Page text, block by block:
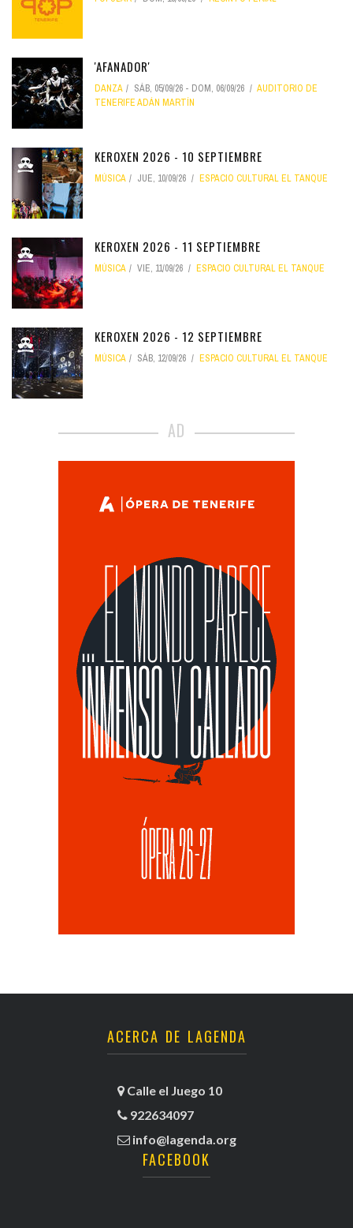
'AFANADOR'
DANZA SÁB, 05/09/26 - DOM, 06/09/26
AUDITORIO DE
TENERIFE ADÁN MARTÍN
KEROXEN 2026 - 10 SEPTIEMBRE
MÚSICA JUE, 10/09/26 ESPACIO CULTURAL EL TANQUE
KEROXEN 2026 - 11 SEPTIEMBRE
MÚSICA VIE, 11/09/26 ESPACIO CULTURAL EL TANQUE
KEROXEN 2026 - 12 SEPTIEMBRE
MÚSICA SÁB, 12/09/26 ESPACIO CULTURAL EL TANQUE
AD
ACERCA DE LAGENDA
Calle el Juego 10
922634097
info@lagenda.org
FACEBOOK